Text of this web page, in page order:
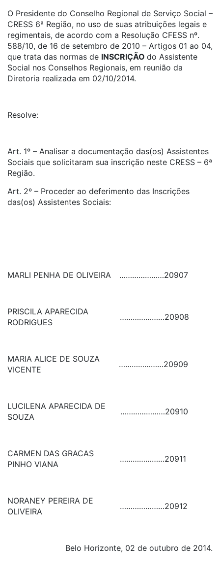
O Presidente do Conselho Regional de Serviço Social –
CRESS 6ª Região, no uso de suas atribuições legais e
regimentais, de acordo com a Resolução CFESS nº.
588/10, de 16 de setembro de 2010 – Artigos 01 ao 04,
que trata das normas de INSCRIÇÃO do Assistente
Social nos Conselhos Regionais, em reunião da
Diretoria realizada em 02/10/2014.
Resolve:
Art. 1º – Analisar a documentação das(os) Assistentes
Sociais que solicitaram sua inscrição neste CRESS – 6ª
Região.
Art. 2º – Proceder ao deferimento das Inscrições
das(os) Assistentes Sociais:
MARLI PENHA DE OLIVEIRA …………………20907
PRISCILA APARECIDA
RODRIGUES
…………………20908
MARIA ALICE DE SOUZA
VICENTE
…………………20909
LUCILENA APARECIDA DE
SOUZA
…………………20910
CARMEN DAS GRACAS
PINHO VIANA
…………………20911
NORANEY PEREIRA DE
OLIVEIRA
…………………20912
Belo Horizonte, 02 de outubro de 2014.